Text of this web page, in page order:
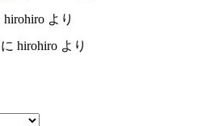
hirohiro より
に hirohiro より